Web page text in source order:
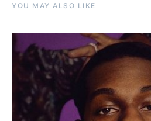
YOU MAY ALSO LIKE